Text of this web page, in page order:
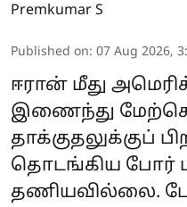
Premkumar S
Published on: 07 Aug 2026,
ஈரான் மீது
இணைந்து
தாக்குதலுக்குப்
தொடங்கிய போர்
தணியவில்லை.